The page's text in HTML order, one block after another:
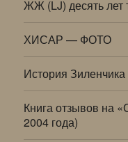
ЖЖ (LJ) десять лет
ХИСАР — ФОТО
История
Книга отзывов на
2004 года)